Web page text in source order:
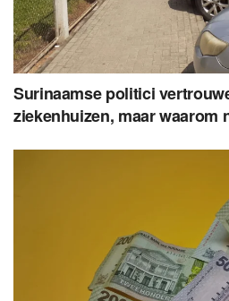
Surinaamse politici
ziekenhuizen, maar waarom